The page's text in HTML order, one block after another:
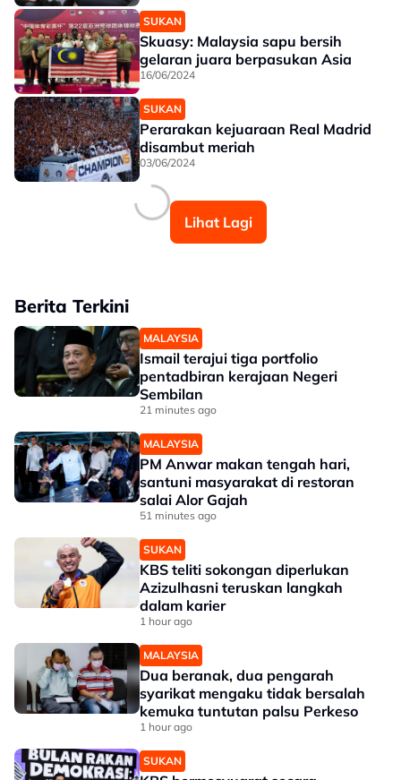
SUKAN
Skuasy: Malaysia sapu bersih
gelaran juara berpasukan Asia
16/06/2024
SUKAN
Perarakan kejuaraan Real Madrid
disambut meriah
03/06/2024
Lihat Lagi
Berita Terkini
MALAYSIA
Ismail terajui tiga portfolio
pentadbiran kerajaan Negeri
Sembilan
21 minutes ago
MALAYSIA
PM Anwar makan tengah hari,
santuni masyarakat di restoran
salai Alor Gajah
51 minutes ago
SUKAN
KBS teliti sokongan diperlukan
Azizulhasni teruskan langkah
dalam karier
1 hour ago
MALAYSIA
Dua beranak, dua pengarah
syarikat mengaku tidak bersalah
kemuka tuntutan palsu Perkeso
1 hour ago
SUKAN